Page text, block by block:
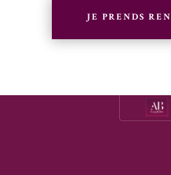
JE PRENDS